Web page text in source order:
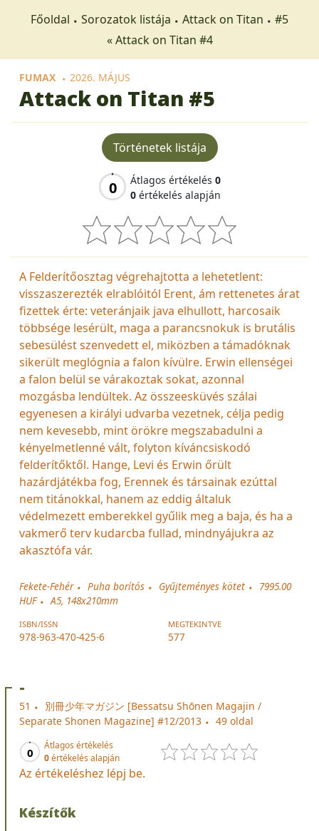
Főoldal Sorozatok listája Attack on Titan
#5
« Attack on Titan #4
FUMAX 2026. MÁJUS
Attack on Titan #5
Történetek listája
0 Átlagos értékelés 0
0 értékelés alapján
A Felderítőosztag végrehajtotta a lehetetlent:
visszaszerezték elrablóitól Erent, ám rettenetes árat
fizettek érte: veteránjaik java elhullott, harcosaik
többsége lesérült, maga a parancsnokuk is brutális
sebesülést szenvedett el, miközben a támadóknak
sikerült meglógnia a falon kívülre. Erwin ellenségei
a falon belül se várakoztak sokat, azonnal
mozgásba lendültek. Az összeesküvés szálai
egyenesen a királyi udvarba vezetnek, célja pedig
nem kevesebb, mint örökre megszabadulni a
kényelmetlenné vált, folyton kíváncsiskodó
felderítőktől. Hange, Levi és Erwin őrült
hazárdjátékba fog, Erennek és társainak ezúttal
nem titánokkal, hanem az eddig általuk
védelmezett emberekkel gyűlik meg a baja, és ha a
vakmerő terv kudarcba fullad, mindnyájukra az
akasztófa vár.
Fekete-Fehér Puha borítós Gyűjteményes kötet
7995.00
HUF
A5, 148x210mm
ISBN/ISSN
978-963-470-425-6
MEGTEKINTVE
577
-
51
別冊少年マガジン [Bessatsu Shōnen Magajin /
Separate Shonen Magazine] #12/2013
49 oldal
0
Átlagos értékelés
0értékelés alapján
Az értékeléshez lépj be.
Készítők